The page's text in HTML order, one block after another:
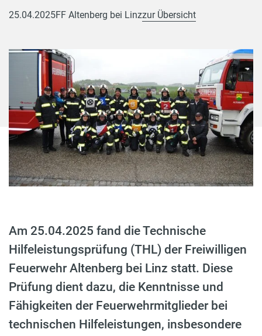
25.04.2025FF Altenberg bei Linzzur Übersicht
Am 25.04.2025 fand die Technische
Hilfeleistungsprüfung (THL) der Freiwilligen
Feuerwehr Altenberg bei Linz statt. Diese
Prüfung dient dazu, die Kenntnisse und
Fähigkeiten der Feuerwehrmitglieder bei
technischen Hilfeleistungen, insbesondere